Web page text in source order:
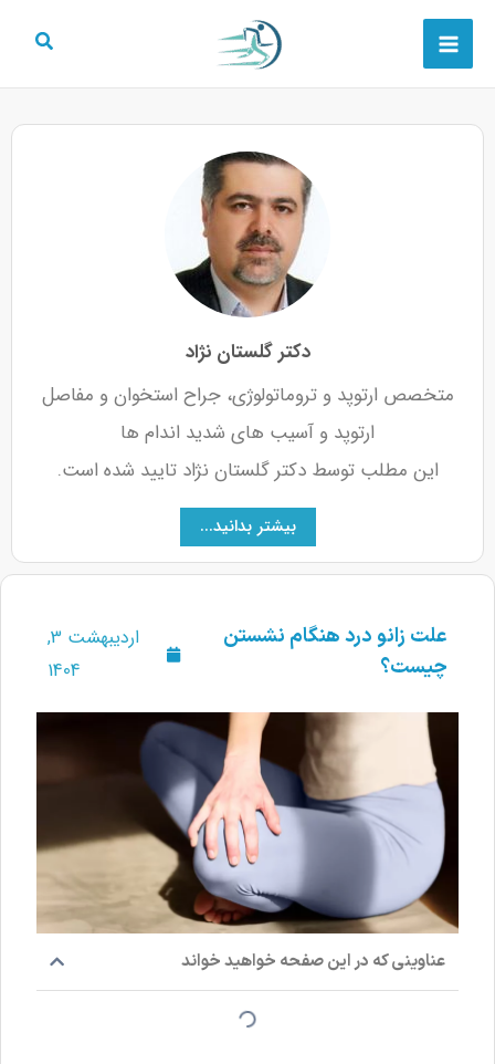
پرش
محتوا
Main
Menu
علت زانو درد هنگام نشستن
چیست؟
اردیبهشت 3,
1404
عناوینی که در این صفحه خواهید خواند
دکتر گلستان نژاد
متخصص ارتوپد و تروماتولوژی، جراح استخوان و مفاصل
ارتوپد و آسیب های شدید اندام ها
این مطلب توسط دکتر گلستان نژاد تایید شده است.
بیشتر بدانید...